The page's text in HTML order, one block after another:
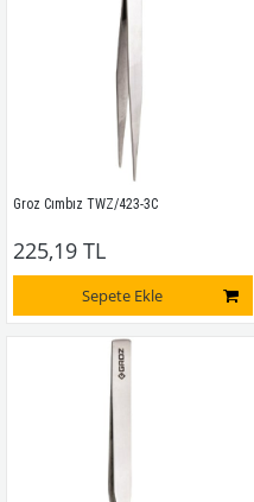
Groz Cımbız TWZ/423-3C
225,19 TL
Sepete Ekle